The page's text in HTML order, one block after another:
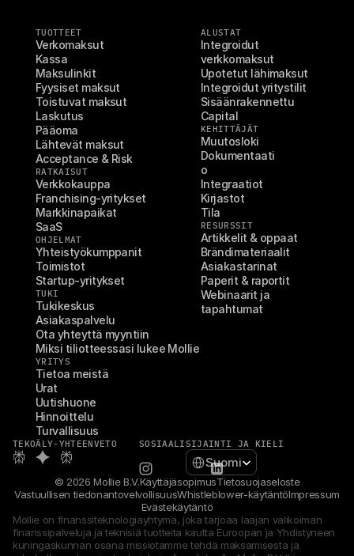
TUOTTEET
Verkomaksut
Kassa
Maksulinkit
Fyysiset maksut
Toistuvat maksut
Laskutus
Pääoma
Lähtevät maksut
Acceptance & Risk
RATKAISUT
Verkkokauppa
Franchising-yritykset
Markkinapaikat
SaaS
OHJELMAT
Yhteistyökumppanit
Toimistot
Startup-yritykset
TUKI
Tukikeskus
Asiakaspalvelu
Ota yhteyttä myyntiin
Miksi tiliotteessasi lukee Mollie
YRITYS
Tietoa meistä
Urat
Uutishuone
Hinnoittelu
Turvallisuus
ALUSTAT
Integroidut
verkkomaksut
Upotetut lähimaksut
Integroidut yritystilit
Sisäänrakennettu
Capital
KEHITTÄJÄT
Muutosloki
Dokumentaati
o
Integraatiot
Kirjastot
Tila
RESURSSIT
Artikkelit & oppaat
Brändimateriaalit
Asiakastarinat
Paperit & raportit
Webinaarit ja
tapahtumat
TEKOÄLY-YHTEENVETO SOSIAALISIJAINTI JA KIELI
Select Language
Suomi
© 2026 Mollie B.V.KäyttäjäsopimusTietosuojaseloste
Vastuullisen tiedonantovelvollisuusWhistleblower-käytäntöImpressum
Evästekäytäntö
Mollie on finanssiteknologiayhtymä, joka tarjoaa laajan valikoiman
finanssipalveluja ja teknisiä tuotteita kautta Euroopan ja Yhdistyneen
kuningaskunnan osana missiotamme tehdä maksamisesta ja